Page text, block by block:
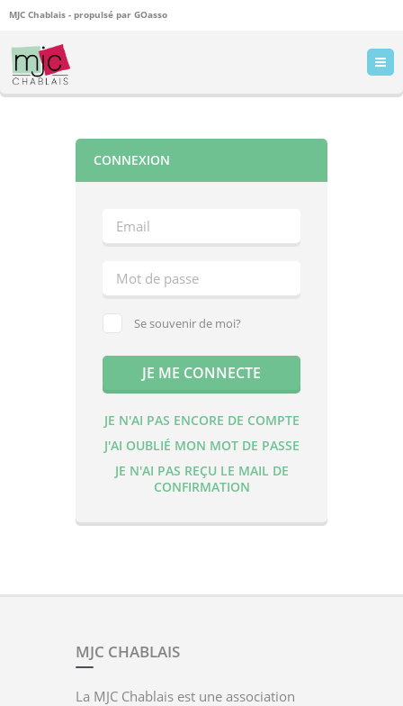
MJC Chablais - propulsé par GOasso
CONNEXION
Se souvenir de moi?
JE N'AI PAS ENCORE DE COMPTE
J'AI OUBLIÉ MON MOT DE PASSE
JE N'AI PAS REÇU LE MAIL DE
CONFIRMATION
MJC CHABLAIS
La MJC Chablais est une association